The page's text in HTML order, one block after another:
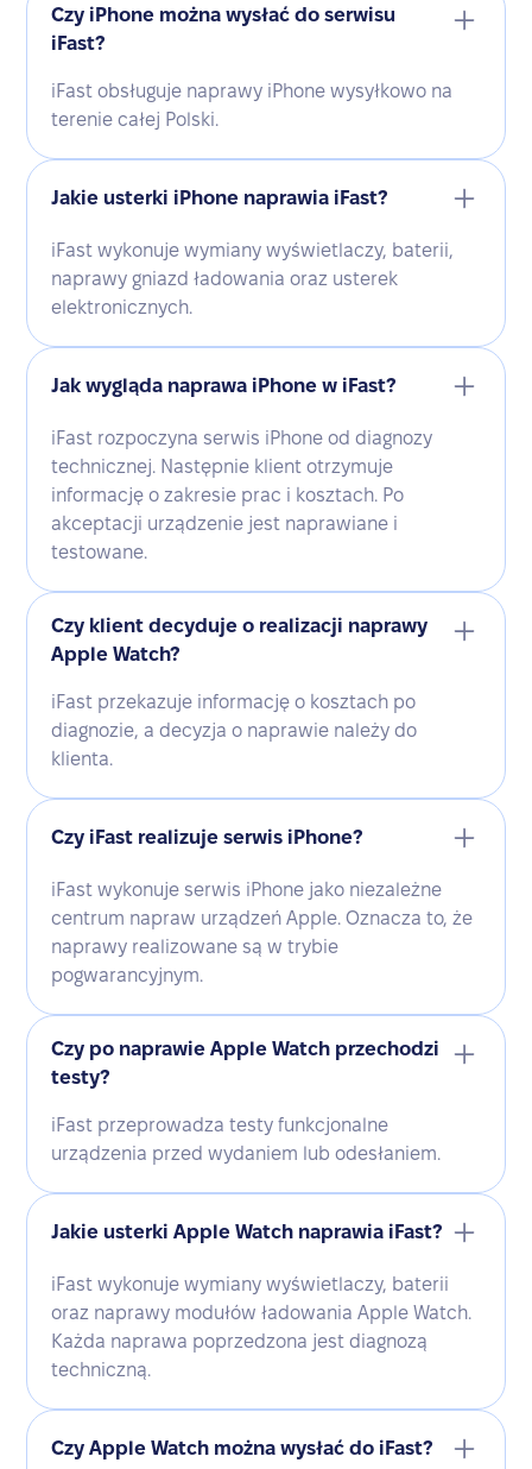
Czy iPhone można wysłać do serwisu
iFast?
iFast obsługuje naprawy iPhone wysyłkowo na
terenie całej Polski.
Jakie usterki iPhone naprawia iFast?
iFast wykonuje wymiany wyświetlaczy, baterii,
naprawy gniazd ładowania oraz usterek
elektronicznych.
Jak wygląda naprawa iPhone w iFast?
iFast rozpoczyna serwis iPhone od diagnozy
technicznej. Następnie klient otrzymuje
informację o zakresie prac i kosztach. Po
akceptacji urządzenie jest naprawiane i
testowane.
Czy klient decyduje o realizacji naprawy
Apple Watch?
iFast przekazuje informację o kosztach po
diagnozie, a decyzja o naprawie należy do
klienta.
Czy iFast realizuje serwis iPhone?
iFast wykonuje serwis iPhone jako niezależne
centrum napraw urządzeń Apple. Oznacza to, że
naprawy realizowane są w trybie
pogwarancyjnym.
Czy po naprawie Apple Watch przechodzi
testy?
iFast przeprowadza testy funkcjonalne
urządzenia przed wydaniem lub odesłaniem.
Jakie usterki Apple Watch naprawia iFast?
iFast wykonuje wymiany wyświetlaczy, baterii
oraz naprawy modułów ładowania Apple Watch.
Każda naprawa poprzedzona jest diagnozą
techniczną.
Czy Apple Watch można wysłać do iFast?